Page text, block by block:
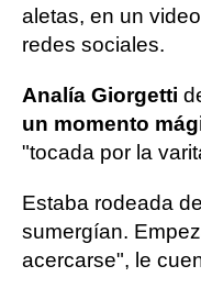
aletas, en un
redes sociales.
Analía Giorgetti
un momento
"tocada por la
Estaba rodeada
sumergían.
acercarse", le